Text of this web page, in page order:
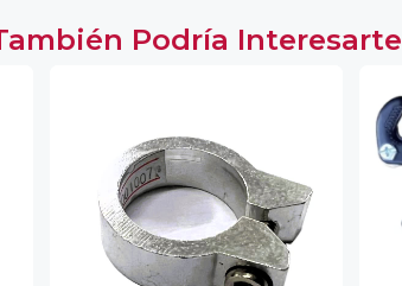
Podría Interesarte